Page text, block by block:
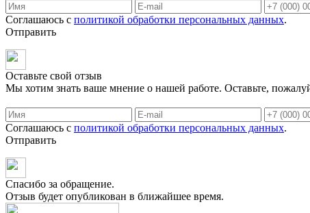
Соглашаюсь с политикой обработки персональных данных.
Отправить
Оставьте свой отзыв
Мы хотим знать ваше мнение о нашей работе. Оставьте,
Соглашаюсь с политикой обработки персональных данных.
Отправить
Спасибо за обращение.
Отзыв будет опубликован в ближайшее время.